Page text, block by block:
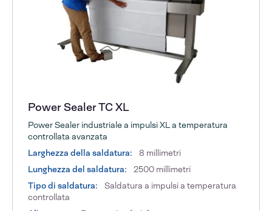
Power Sealer TC XL
Power Sealer industriale a impulsi XL a temperatura
controllata avanzata
Larghezza della saldatura:
8 millimetri
Lunghezza del saldatura:
2500 millimetri
Tipo di saldatura:
Saldatura a impulsi a temperatura
controllata